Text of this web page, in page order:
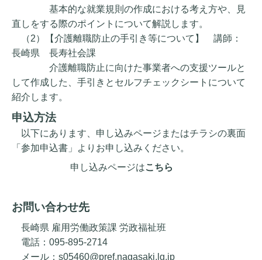
基本的な就業規則の作成における考え方や、見
直しをする際のポイントについて解説します。
（2）【介護離職防止の手引き等について】 講師：
長崎県 長寿社会課
介護離職防止に向けた事業者への支援ツールと
して作成した、手引きとセルフチェックシートについて
紹介します。
申込方法
以下にあります、申し込みページまたはチラシの裏面
「参加申込書」よりお申し込みください。
申し込みページはこちら
お問い合わせ先
長崎県 雇用労働政策課 労政福祉班
電話：095-895-2714
メール：s05460@pref.nagasaki.lg.jp